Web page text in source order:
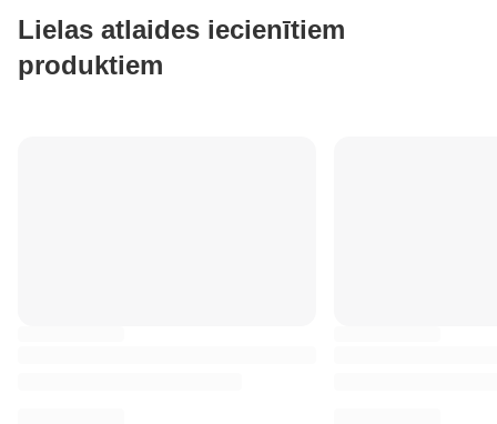
Lielas atlaides iecienītiem
produktiem